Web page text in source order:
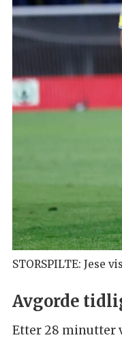
STORSPILTE: Jese
Avgorde
Etter 28 minutter